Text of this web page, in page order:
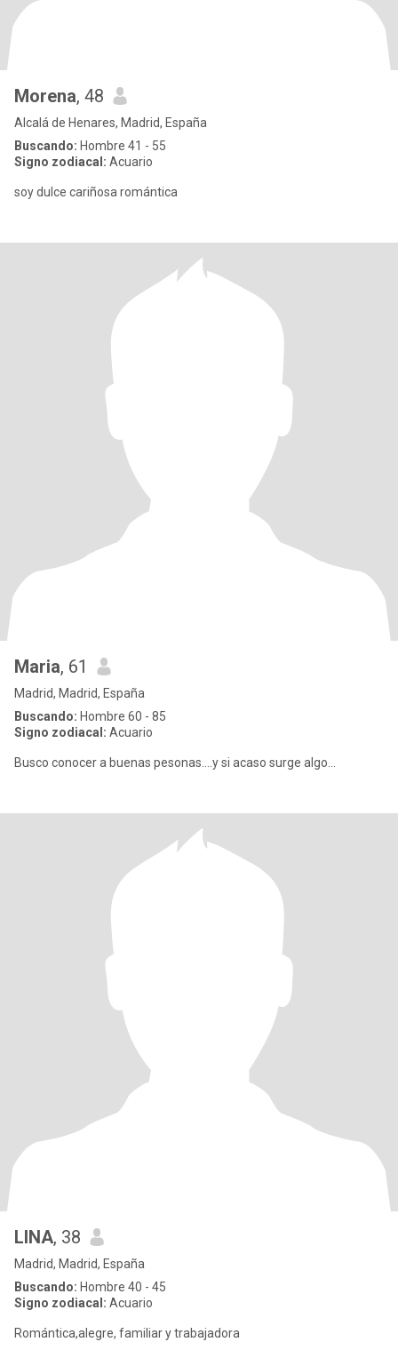
Morena, 48
Alcalá de Henares, Madrid, España
Buscando: Hombre 41 - 55
Signo zodiacal: Acuario
soy dulce cariñosa romántica
Maria, 61
Madrid, Madrid, España
Buscando: Hombre 60 - 85
Signo zodiacal: Acuario
Busco conocer a buenas pesonas....y si acaso surge algo...
LINA, 38
Madrid, Madrid, España
Buscando: Hombre 40 - 45
Signo zodiacal: Acuario
Romántica,alegre, familiar y trabajadora